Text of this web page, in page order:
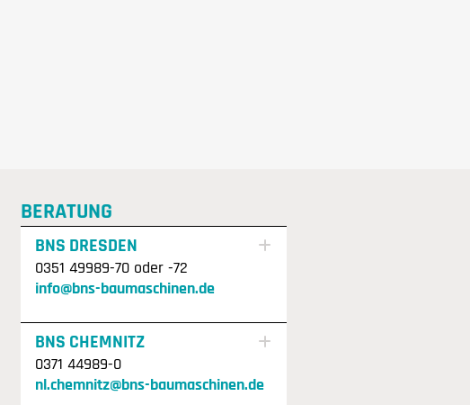
BERATUNG
BNS DRESDEN
0351 49989-70 oder -72
info@bns-baumaschinen.de
BNS CHEMNITZ
0371 44989-0
nl.chemnitz@bns-baumaschinen.de